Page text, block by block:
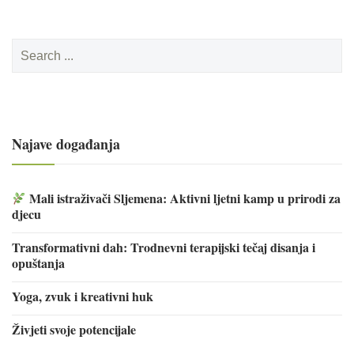
for:
Najave događanja
Mali istraživači Sljemena: Aktivni ljetni kamp u prirodi za
djecu
Transformativni dah: Trodnevni terapijski tečaj disanja i
opuštanja
Yoga, zvuk i kreativni huk
Živjeti svoje potencijale